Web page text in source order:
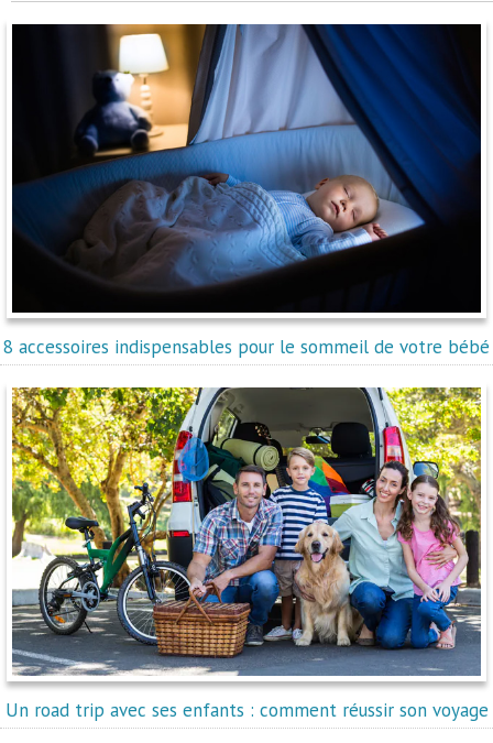
8 accessoires indispensables pour le sommeil de votre bébé
Un road trip avec ses enfants : comment réussir son voyage